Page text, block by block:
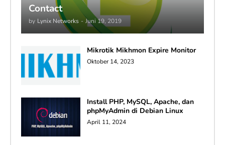
Contact
by Lynix Networks - Juni 19, 2019
Mikrotik Mikhmon Expire Monitor
Oktober 14, 2023
Install PHP, MySQL, Apache, dan
phpMyAdmin di Debian Linux
April 11, 2024